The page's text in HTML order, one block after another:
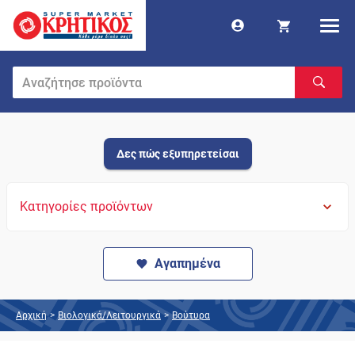
Δες πώς εξυπηρετείσαι
Κατηγορίες προϊόντων
Αγαπημένα
Αρχική > Βιολογικά/Λειτουργικά > Βούτυρα